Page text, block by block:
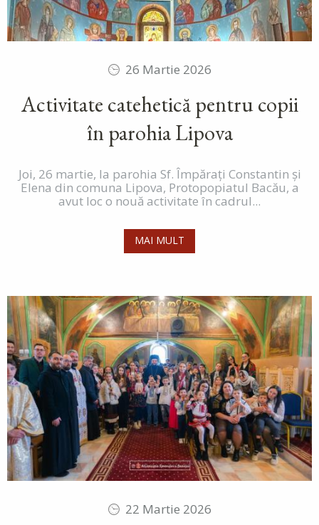
26 Martie 2026
Activitate catehetică pentru copii
în parohia Lipova
Joi, 26 martie, la parohia Sf. Împărați Constantin și
Elena din comuna Lipova, Protopopiatul Bacău, a
avut loc o nouă activitate în cadrul...
MAI MULT
22 Martie 2026